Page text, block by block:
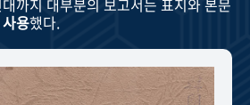
물 행정박물 영상 기록물
까지 대부분의 보고서는 표지와 본문
용했다.